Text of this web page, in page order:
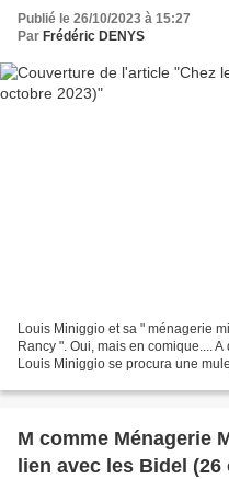
Publié le 26/10/2023 à 15:27
Par Frédéric DENYS
Louis Miniggio et sa " ménagerie
Rancy ". Oui, mais en comique....
Louis Miniggio se procura une
M comme Ménagerie Miniature de Fessi : aucun